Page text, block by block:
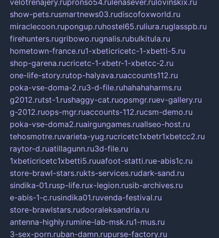
show-pets.rusmartnews03.rudiscofoxworld.ru
miraclecoon.rupongup.ruhostel65.ruliura.ruglasspb.ru
firehunters.rugribowo.rugnalis.rubulkitula.ru
hometown-france.ru1-xbeticricetc-1-xbetti-5.ru
shop-garena.rucricetc-1-xbetr-1-xbetcc-2.ru
one-life-story.rutop-halyava.ruaccounts112.ru
poka-vse-doma-2.ru3-d-file.ruhahahaharms.ru
g2012.rutst-1.rushaggy-cat.ruopsmgr.ruev-gallery.ru
g-2012.ruops-mgr.ruaccounts-112.rucsm-demo.ru
poka-vse-doma2.ruairgungames.ruallseo-host.ru
tehosmotre.ruvarieta-yug.rucricetc1xbetr1xbetcc2.ru
raytor-d.ruatillagunn.ru3d-file.ru
1xbeticricetc1xbetti5.ruuafoot-statti.rue-abis1c.ru
store-brawl-stars.rukts-services.rudark-sand.ru
sindika-01.rusp-life.rux-legion.rusib-archives.ru
e-abis-1-c.rusindika01.ruvenda-festival.ru
store-brawlstars.rudooraleksandria.ru
antenna-highly.rumine-lab-msk.ru1-mus.ru
3-sex-porn.ruban-damn.rupurse-factory.ru